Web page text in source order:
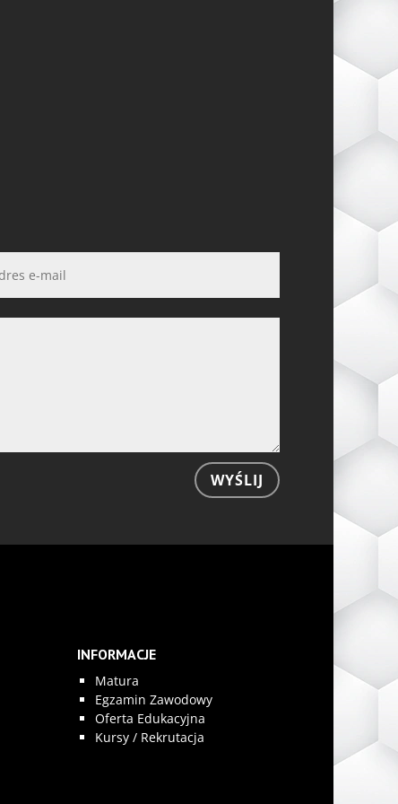
WYŚLIJ
INFORMACJE
Matura
Egzamin Zawodowy
Oferta Edukacyjna
Kursy / Rekrutacja